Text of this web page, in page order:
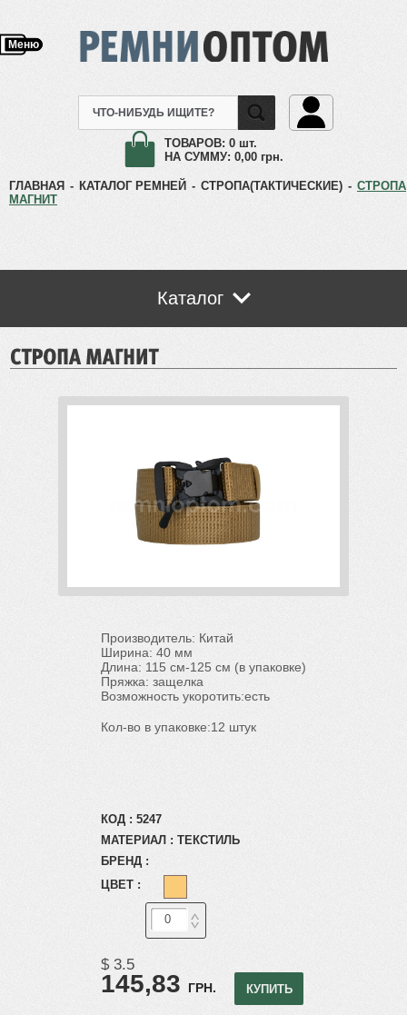
Меню
Вход
ТОВАРОВ: 0 шт.
НА СУММУ: 0,00 грн.
ГЛАВНАЯ - КАТАЛОГ РЕМНЕЙ - СТРОПА(ТАКТИЧЕСКИЕ) - СТРОПА
МАГНИТ
Каталог
Производитель: Китай
Ширина: 40 мм
Длина: 115 см-125 см (в упаковке)
Пряжка: защелка
Возможность укоротить:есть
Кол-во в упаковке:12 штук
КОД : 5247
МАТЕРИАЛ : ТЕКСТИЛЬ
БРЕНД :
ЦВЕТ :
$ 3.5
145,83 ГРН. КУПИТЬ